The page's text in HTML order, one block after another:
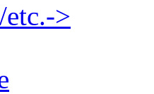
>